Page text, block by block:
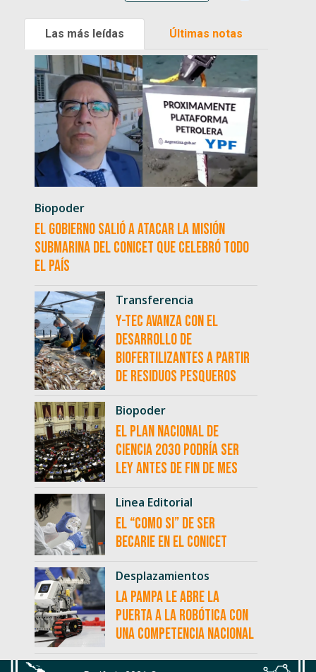
Las más leídas Últimas notas
Biopoder
El Gobierno salió a atacar la misión
submarina del CONICET que celebró todo
el país
Transferencia
Y-TEC avanza con el
desarrollo de
biofertilizantes a partir
de residuos pesqueros
Biopoder
El Plan Nacional de
Ciencia 2030 podría ser
ley antes de fin de mes
Linea Editorial
El “como si” de ser
becarie en el CONICET
Desplazamientos
La Pampa le abre la
puerta a la robótica con
una competencia nacional